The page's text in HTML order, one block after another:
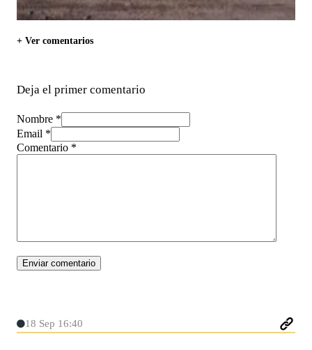
+ Ver comentarios
Deja el primer comentario
Nombre *
Email *
Comentario *
18 Sep 16:40